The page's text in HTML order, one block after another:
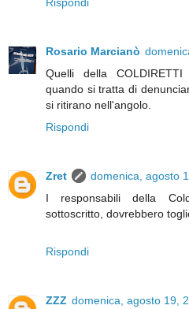
Rosario Marcianò
Quelli della
quando si tratta di
si ritirano nell'angolo.
Rispondi
Zret
domenica, agosto
I responsabili della
sottoscritto, dovrebbero
Rispondi
ZZZ domenica, agosto 19,